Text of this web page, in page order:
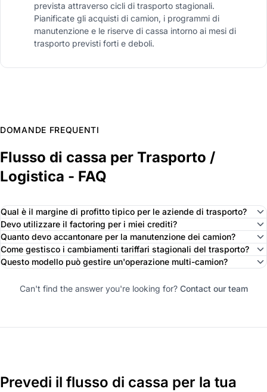
prevista attraverso cicli di trasporto stagionali.
Pianificate gli acquisti di camion, i programmi di
manutenzione e le riserve di cassa intorno ai mesi di
trasporto previsti forti e deboli.
DOMANDE FREQUENTI
Flusso di cassa per Trasporto /
Logistica - FAQ
Qual è il margine di profitto tipico per le aziende di trasporto?
Devo utilizzare il factoring per i miei crediti?
Quanto devo accantonare per la manutenzione dei camion?
Come gestisco i cambiamenti tariffari stagionali del trasporto?
Questo modello può gestire un'operazione multi-camion?
Can't find the answer you're looking for? Contact our team
Prevedi il flusso di cassa per la tua